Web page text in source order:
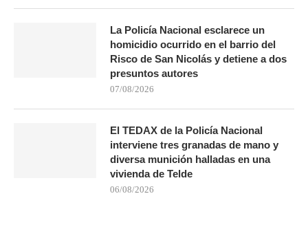
La Policía Nacional esclarece un
homicidio ocurrido en el barrio del
Risco de San Nicolás y detiene a dos
presuntos autores
07/08/2026
El TEDAX de la Policía Nacional
interviene tres granadas de mano y
diversa munición halladas en una
vivienda de Telde
06/08/2026